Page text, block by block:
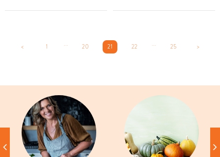
< 1 ... 20 21 22 ... 25 >